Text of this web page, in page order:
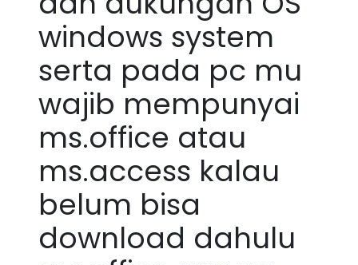
windows system
serta pada pc mu
wajib mempunyai
ms.office atau
ms.access kalau
belum bisa
download dahulu